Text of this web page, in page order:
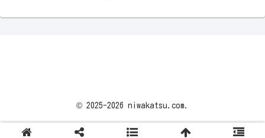
© 2025-2026 niwakatsu.com.